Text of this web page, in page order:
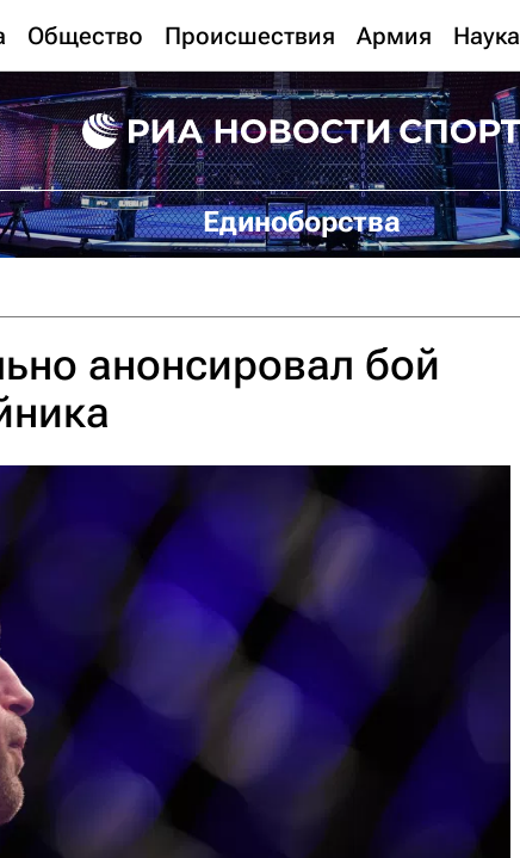
Общество Происшествия Армия Наука
Единоборства
анонсировал бой